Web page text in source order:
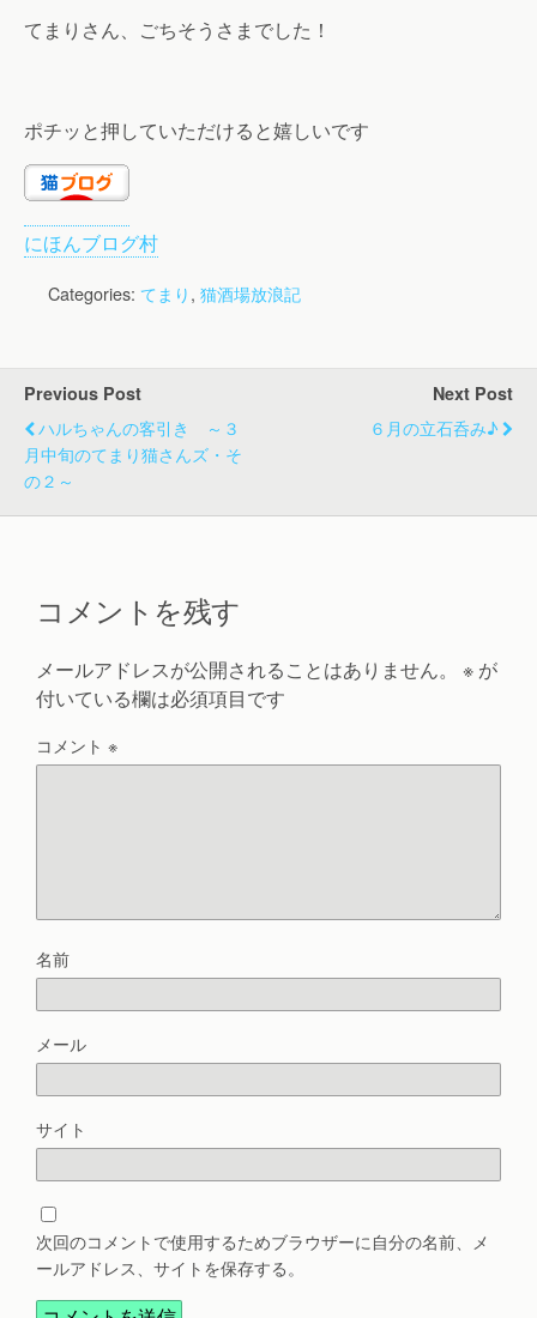
てまりさん、ごちそうさまでした！
ポチッと押していただけると嬉しいです
にほんブログ村
Categories: てまり, 猫酒場放浪記
Previous Post
ハルちゃんの客引き ～３
月中旬のてまり猫さんズ・そ
の２～
Next Post
６月の立石呑み♪
コメントを残す
メールアドレスが公開されることはありません。 ※ が
付いている欄は必須項目です
コメント ※
名前
メール
サイト
次回のコメントで使用するためブラウザーに自分の名前、メ
ールアドレス、サイトを保存する。